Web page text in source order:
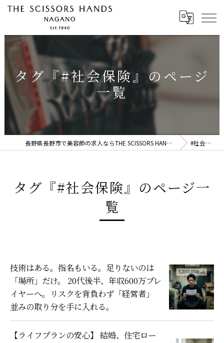
タグ『#社会保険』のページ
一覧
長野県長野市で美容師の求人ならTHE SCISSORS HANDS NAGANO #社会保険
タグ『#社会保険』のページ一
覧
技術はある。指名もいる。足りないのは
「場所」だけ。 20代後半、年収600万プレ
イヤーへ。リスクを背負わず「経営者」
並みの取り分を手に入れる。
【ライフプランの安心】 結婚、住宅ロー